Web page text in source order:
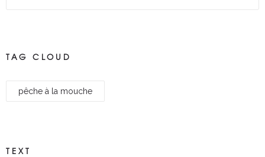
TAG CLOUD
pêche à la mouche
TEXT